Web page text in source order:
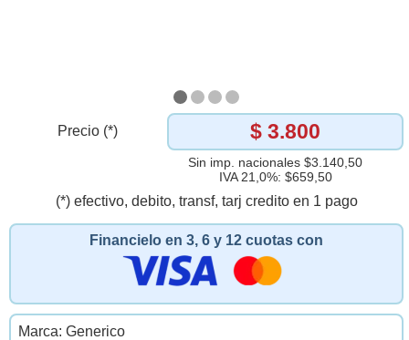
Precio (*) $ 3.800
Sin imp. nacionales $3.140,50
IVA 21,0%: $659,50
(*) efectivo, debito, transf, tarj credito en 1 pago
Financielo en 3, 6 y 12 cuotas con
Marca: Generico